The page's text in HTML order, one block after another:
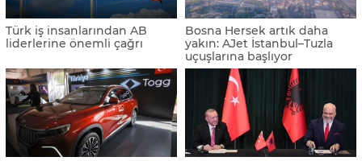
Türk iş insanlarından AB
liderlerine önemli çağrı
Bosna Hersek artık daha
yakın: AJet İstanbul–Tuzla
uçuşlarına başlıyor